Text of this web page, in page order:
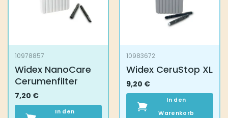
10978857
Widex NanoCare
Cerumenfilter
7,20 €
In den
10983672
Widex CeruStop XL
9,20 €
In den
Warenkorb